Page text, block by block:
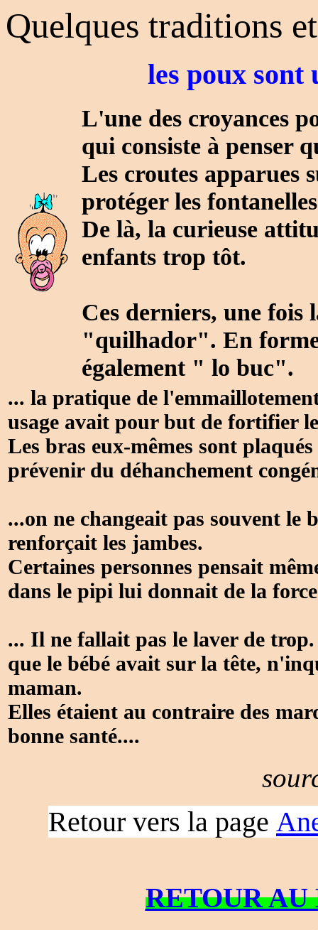
Quelques traditions
les poux sont
L'une des croyances
qui consiste à penser
Les croutes apparues
protéger les
De là, la curieuse
enfants trop tôt.
Ces derniers, une fois
"quilhador". En
également " lo buc".
... la pratique de
usage avait pour but de fortifier
Les bras eux-mêmes sont
prévenir du déhanchement
...on ne changeait pas souvent le
renforçait les jambes.
Certaines personnes pensait
dans le pipi lui donnait de la
... Il ne fallait pas le laver de
que le bébé avait sur la tête,
maman.
Elles étaient au contraire des
bonne santé....
Retour vers la page
RETOUR